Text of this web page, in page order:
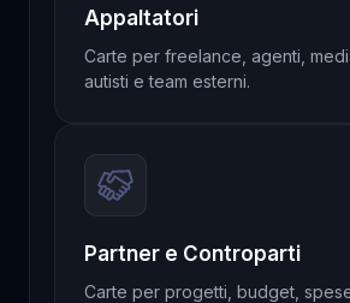
Appaltatori
Carte per freelance, agenti,
autisti e team esterni.
Partner e Controparti
Carte per progetti, budget,